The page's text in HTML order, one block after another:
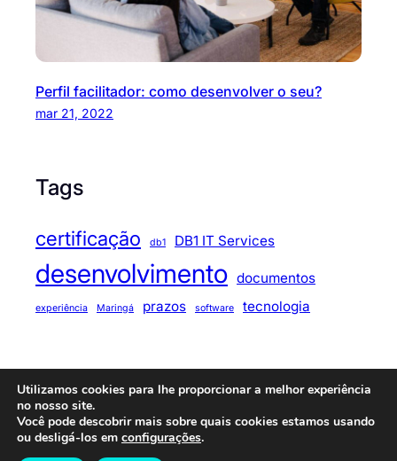
Perfil facilitador: como desenvolver o seu?
mar 21, 2022
Tags
certificação db1 DB1 IT Services
desenvolvimento documentos
experiência Maringá prazos software tecnologia
© 2025Code Journey . All rights reserved.
Utilizamos cookies para lhe proporcionar a melhor experiência
no nosso site.
Você pode descobrir mais sobre quais cookies estamos usando
ou desligá-los em configurações.